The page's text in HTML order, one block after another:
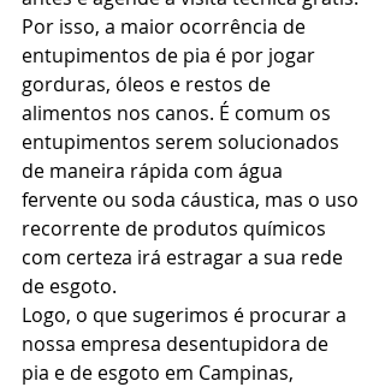
Por isso, a maior ocorrência de
entupimentos de pia é por jogar
gorduras, óleos e restos de
alimentos nos canos. É comum os
entupimentos serem solucionados
de maneira rápida com água
fervente ou soda cáustica, mas o uso
recorrente de produtos químicos
com certeza irá estragar a sua rede
de esgoto.
Logo, o que sugerimos é procurar a
nossa empresa desentupidora de
pia e de esgoto em Campinas,